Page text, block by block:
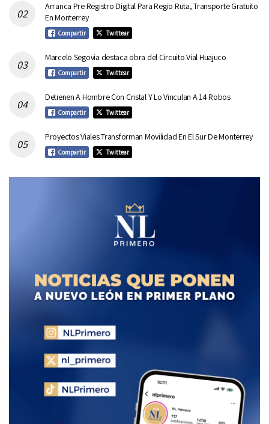
Arranca Pre Registro Digital Para Regio Ruta, Transporte Gratuito
En Monterrey
Compartir Twittear
Marcelo Segovia destaca obra del Circuito Vial Huajuco
Compartir Twittear
Detienen A Hombre Con Cristal Y Lo Vinculan A 14 Robos
Compartir Twittear
Proyectos Viales Transforman Movilidad En El Sur De Monterrey
Compartir Twittear